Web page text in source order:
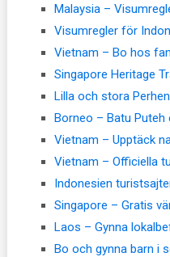
Malaysia –
Visumregler för
Vietnam – Bo hos
Singapore Heritage
Lilla och stora
Borneo – Batu
Vietnam – Upptäck
Vietnam – Officiella
Indonesien
Singapore – Gratis
Laos – Gynna
Bo och gynna barn i